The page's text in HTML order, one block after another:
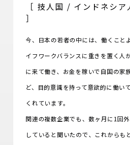
［ 技人国 / インドネシ
］
今、日本の若者の中には、働くこと
イフワークバランスに重きを置く人
に来て働き、お金を稼いで自国の家
ど、目的意識を持って意欲的に働い
くれています。
関連の複数企業でも、数ヶ月に1回
していると聞いたので、これからも